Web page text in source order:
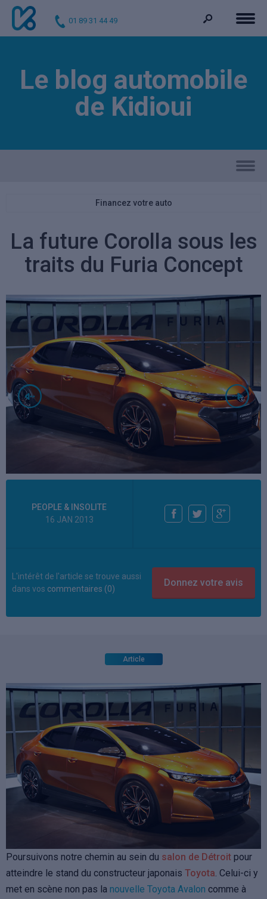
01 89 31 44 49
Le blog automobile
de Kidioui
Financez votre auto
La future Corolla sous les
traits du Furia Concept
PEOPLE & INSOLITE
16 JAN 2013
L'intérêt de l'article se trouve aussi
dans vos commentaires (0)
Article
Poursuivons notre chemin au sein du salon de Détroit pour
atteindre le stand du constructeur japonais Toyota. Celui-ci y
met en scène non pas la nouvelle Toyota Avalon comme à